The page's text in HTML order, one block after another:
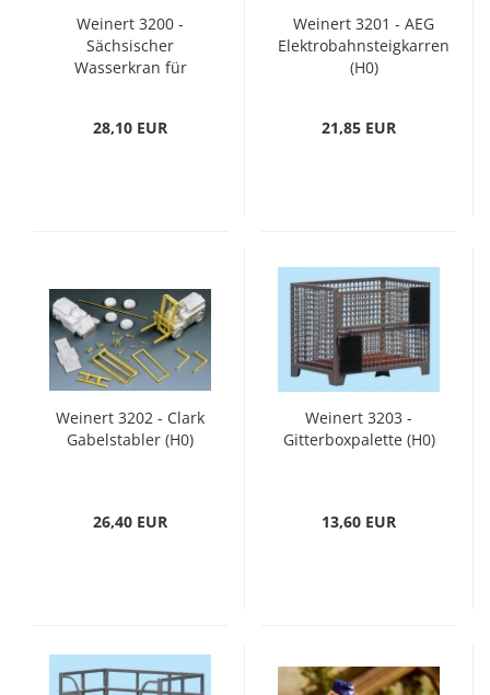
Weinert 3200 -
Sächsischer
Wasserkran für
28,10 EUR
Weinert 3201 - AEG
Elektrobahnsteigkarren
(H0)
21,85 EUR
Weinert 3202 - Clark
Gabelstabler (H0)
26,40 EUR
Weinert 3203 -
Gitterboxpalette (H0)
13,60 EUR